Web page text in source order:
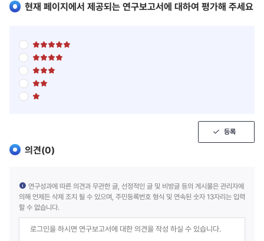
현재 페이지에서 제공되는 연구보고서에 대하여 평가해 주세요
1
점
등록
의견(0)
연구성과에 따른 의견과 무관한 글, 선정적인 글 및 비방글 등의 게시물은 관리자에
의해 언제든 삭제 조치 될 수 있으며, 주민등록번호 형식 및 연속된 숫자 13자리는 입력
할 수 없습니다.